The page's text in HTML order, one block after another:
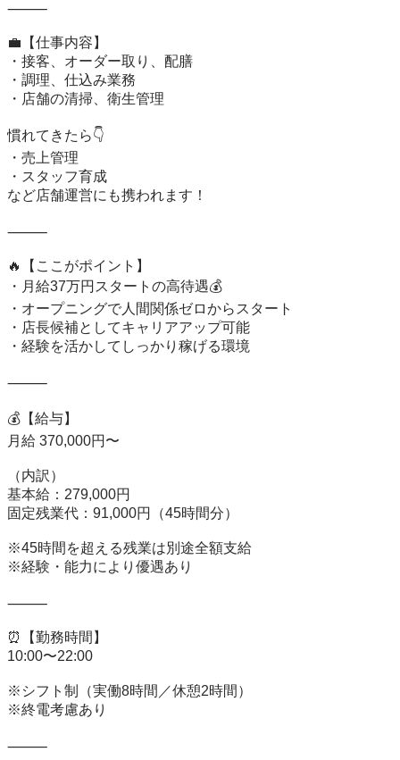
⸻
💼【仕事内容】
・接客、オーダー取り、配膳
・調理、仕込み業務
・店舗の清掃、衛生管理
慣れてきたら👇
・売上管理
・スタッフ育成
など店舗運営にも携われます！
⸻
🔥【ここがポイント】
・月給37万円スタートの高待遇💰
・オープニングで人間関係ゼロからスタート
・店長候補としてキャリアアップ可能
・経験を活かしてしっかり稼げる環境
⸻
💰【給与】
月給 370,000円〜
（内訳）
基本給：279,000円
固定残業代：91,000円（45時間分）
※45時間を超える残業は別途全額支給
※経験・能力により優遇あり
⸻
⏰【勤務時間】
10:00〜22:00
※シフト制（実働8時間／休憩2時間）
※終電考慮あり
⸻